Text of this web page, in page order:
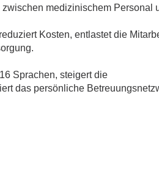
medizinischem Personal
Kosten, entlastet die
Sprachen, steigert die
das persönliche